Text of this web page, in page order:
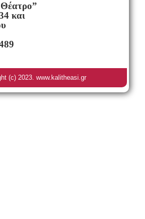
Θέατρο”
και
(c) 2023. www.kalitheasi.gr